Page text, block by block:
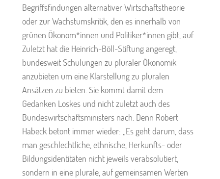
Begriffsfindungen alternativer Wirtschaftstheorie
oder zur Wachstumskritik, den es innerhalb von
grünen Ökonom*innen und Politiker*innen gibt, auf.
Zuletzt hat die Heinrich-Böll-Stiftung angeregt,
bundesweit Schulungen zu pluraler Ökonomik
anzubieten um eine Klarstellung zu pluralen
Ansätzen zu bieten. Sie kommt damit dem
Gedanken Loskes und nicht zuletzt auch des
Bundeswirtschaftsministers nach. Denn Robert
Habeck betont immer wieder: „Es geht darum, dass
man geschlechtliche, ethnische, Herkunfts- oder
Bildungsidentitäten nicht jeweils verabsolutiert,
sondern in eine plurale, auf gemeinsamen Werten